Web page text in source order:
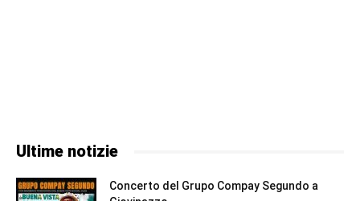
Ultime notizie
Concerto del Grupo Compay Segundo a